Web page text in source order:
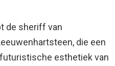
de sheriff van
die een
esthetiek van